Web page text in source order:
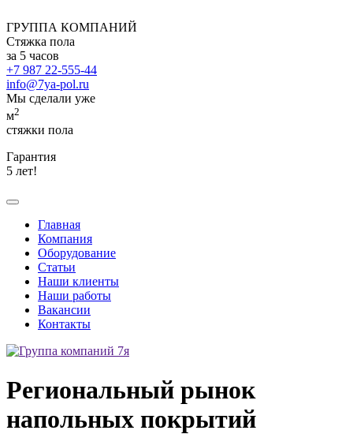
ГРУППА КОМПАНИЙ
Стяжка пола
за 5 часов
+7 987 22-555-44
info@7ya-pol.ru
Мы сделали уже
м2
стяжки пола
Гарантия
5 лет!
Главная
Компания
Оборудование
Статьи
Наши клиенты
Наши работы
Вакансии
Контакты
Региональный рынок
напольных покрытий